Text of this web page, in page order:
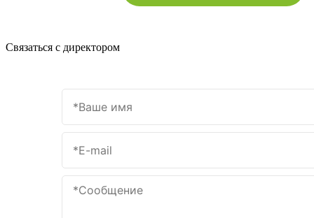
Связаться с директором